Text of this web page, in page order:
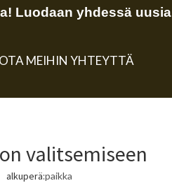
Luodaan yhdessä
OTA MEIHIN YHTEYTTÄ
valitsemiseen
paikka